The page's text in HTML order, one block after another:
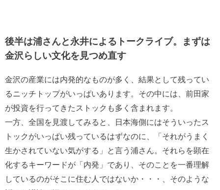
後半は浦さんと永井によるトークライブ。まずは
金沢らしい文化を見つめ直す
金沢の産業には内発的なものが多く、結果として残ってい
るニッチトップがいっぱいあります。その中には、前田家
が投資を行ってきたストックも多く含まれます。
一方、全国を見渡してみると、日本海側にはそういったス
トックがいっぱい残っているはずなのに、「それがうまく
生かされていない気がする」と言う浦さん。それらを顕在
化するキーワードが「内発」であり、そのことを一番理解
しているのがそこに住む人ではないか・・・、そのような